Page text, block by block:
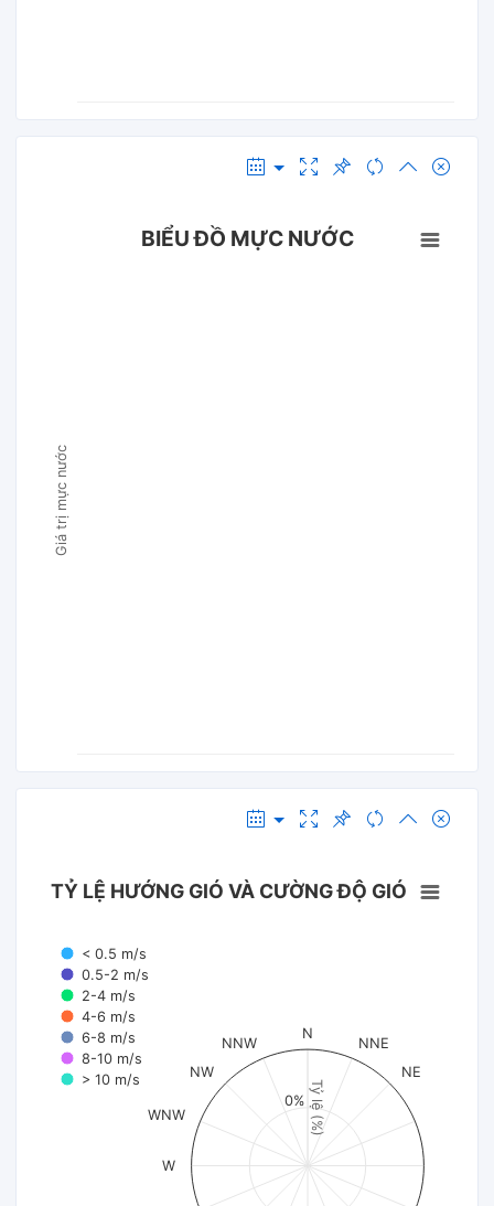
Giá trị mực nước
BIỂU ĐỒ MỰC NƯỚC
Tỷ lệ (%)
TỶ LỆ HƯỚNG GIÓ VÀ CƯỜNG ĐỘ GIÓ
< 0.5 m/s
0.5-2 m/s
2-4 m/s
4-6 m/s
6-8 m/s
8-10 m/s
> 10 m/s
N
NNE
NE
W
WNW
NW
NNW
0%